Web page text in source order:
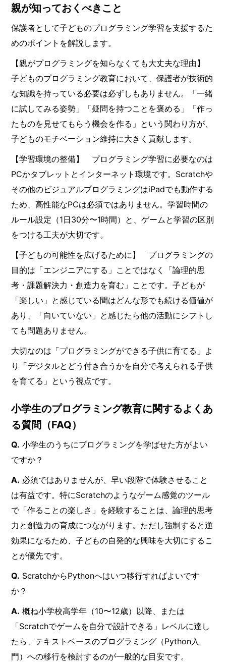
親が知っておくべきこと
保護者として子どものプログラミング学習を支援するた
めのポイントを解説します。
【親がプログラミングを知らなくても大丈夫な理由】
子どものプログラミング教育において、保護者が技術的
な知識を持っている必要は必ずしもありません。「一緒
に試してみる姿勢」「疑問を持つことを褒める」「作っ
たものを見せてもらう機会を作る」という関わり方が、
子どものモチベーション維持に大きく貢献します。
【学習環境の整備】 プログラミング学習に必要なのは
PCかタブレットとインターネット環境です。Scratchや
その他のビジュアルプログラミングはiPadでも動作する
ため、高性能なPCは必須ではありません。学習時間の
ルール設定（1日30分〜1時間）と、ゲームと学習の区別
をつける工夫が大切です。
【子どもの可能性を広げるために】 プログラミングの
目的は「エンジニアにする」ことではなく「論理的思
考・課題解決力・創造力を育む」ことです。子どもが
「楽しい」と感じている間はどんな形でも続ける価値が
あり、「向いていない」と感じたら他の活動にシフトし
ても問題ありません。
大切なのは「プログラミングができる子供に育てる」よ
り「デジタルとどう付き合うかを自分で考えられる子供
を育てる」という視点です。
小学生のプログラミング教育に関するよくあ
る質問（FAQ）
Q. 小学生のうちにプログラミングを学ばせた方がよい
ですか？
A. 必須ではありませんが、早い段階で体験させること
は有益です。特にScratchのようなゲーム感覚のツール
で「作ることの楽しさ」を経験することは、論理的思考
力と創造力の育成につながります。ただし強制すると逆
効果になるため、子どもの自発的な興味を大切にするこ
とが優先です。
Q. ScratchからPythonへはいつ移行すればよいです
か？
A. 概ね小学校高学年（10〜12歳）以降、または
「Scratchでゲームを自分で設計できる」レベルに達し
たら、テキストベースのプログラミング（Python入
門）への移行を検討するのが一般的な目安です。